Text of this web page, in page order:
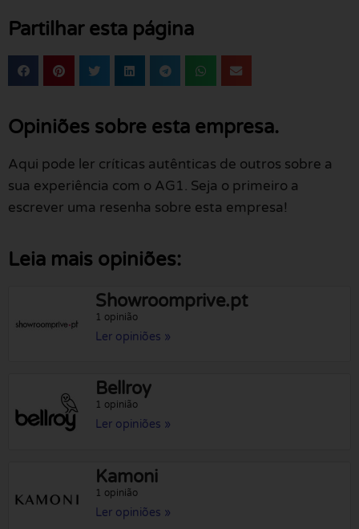
Partilhar esta página
Opiniões sobre esta empresa.
Aqui pode ler críticas autênticas de outros sobre a
sua experiência com o AG1. Seja o primeiro a
escrever uma resenha sobre esta empresa!
Leia mais opiniões:
Showroomprive.pt
1 opinião
Ler opiniões »
Bellroy
1 opinião
Ler opiniões »
Kamoni
1 opinião
Ler opiniões »